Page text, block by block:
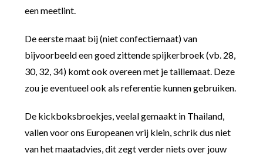
een meetlint.
De eerste maat bij (niet confectiemaat) van
bijvoorbeeld een goed zittende spijkerbroek (vb. 28,
30, 32, 34) komt ook overeen met je taillemaat. Deze
zou je eventueel ook als referentie kunnen gebruiken.
De kickboksbroekjes, veelal gemaakt in Thailand,
vallen voor ons Europeanen vrij klein, schrik dus niet
van het maatadvies, dit zegt verder niets over jouw